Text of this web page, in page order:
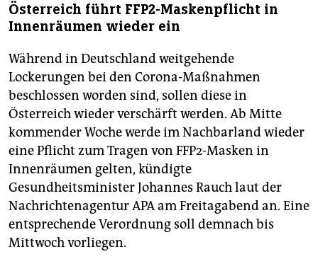
fragen & hilfe
abo
genossenschaft
epaper login
Österreich führt FFP2-Maskenpflicht in
Innenräumen wieder ein
Während in Deutschland weitgehende
Lockerungen bei den Corona-Maßnahmen
beschlossen worden sind, sollen diese in
Österreich wieder verschärft werden. Ab Mitte
kommender Woche werde im Nachbarland wieder
eine Pflicht zum Tragen von FFP2-Masken in
Innenräumen gelten, kündigte
Gesundheitsminister Johannes Rauch laut der
Nachrichtenagentur APA am Freitagabend an. Eine
entsprechende Verordnung soll demnach bis
Mittwoch vorliegen.